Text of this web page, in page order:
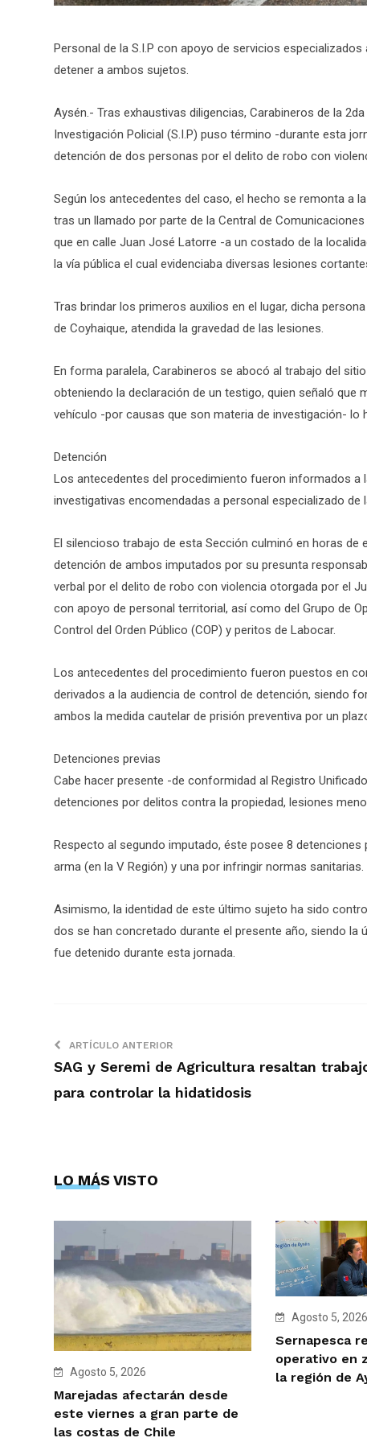
Personal de la S.I.P con apoyo de servicios
detener a ambos sujetos.
Aysén.- Tras exhaustivas diligencias, Carabineros de la
Investigación Policial (S.I.P) puso término -durante esta
detención de dos personas por el delito de robo con
Según los antecedentes del caso, el hecho se remonta a
tras un llamado por parte de la Central de
que en calle Juan José Latorre -a un costado de la
la vía pública el cual evidenciaba diversas lesiones
Tras brindar los primeros auxilios en el lugar, dicha
de Coyhaique, atendida la gravedad de las lesiones.
En forma paralela, Carabineros se abocó al trabajo del
obteniendo la declaración de un testigo, quien señaló
vehículo -por causas que son materia de investigación- lo
Detención
Los antecedentes del procedimiento fueron informados a
investigativas encomendadas a personal especializado de
El silencioso trabajo de esta Sección culminó en horas
detención de ambos imputados por su presunta
verbal por el delito de robo con violencia otorgada por el
con apoyo de personal territorial, así como del Grupo de
Control del Orden Público (COP) y peritos de Labocar.
Los antecedentes del procedimiento fueron puestos en
derivados a la audiencia de control de detención, siendo
ambos la medida cautelar de prisión preventiva por un
Detenciones previas
Cabe hacer presente -de conformidad al Registro
detenciones por delitos contra la propiedad, lesiones
Respecto al segundo imputado, éste posee 8
arma (en la V Región) y una por infringir normas sanitarias.
Asimismo, la identidad de este último sujeto ha sido
dos se han concretado durante el presente año, siendo
fue detenido durante esta jornada.
ARTÍCULO ANTERIOR
SAG y Seremi de Agricultura resaltan
para controlar la hidatidosis
LO MÁS VISTO
Agosto 5, 2026
Marejadas afectarán desde
este viernes a gran parte de
las costas de Chile
Agosto 5, 2026
Sernapesca
operativo en
la región de